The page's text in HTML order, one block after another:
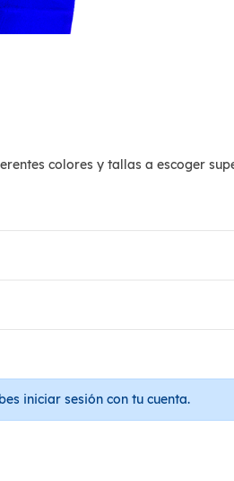
colores y tallas a escoger
iniciar sesión con tu cuenta.